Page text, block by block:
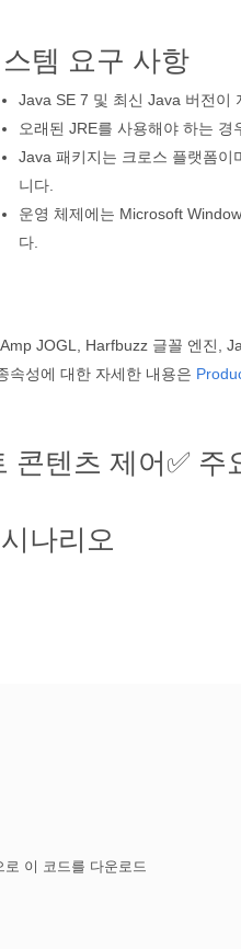
템 요구 사항
Java SE 7 및 최신 Java 버전이
오래된 JRE를 사용해야 하는 경
Java 패키지는 크로스 플랫폼이
니다.
운영 체제에는 Microsoft
다.
JOGL, Harfbuzz 글꼴 엔진,
속성에 대한 자세한 내용은
콘텐츠 제어 ✅ 주
나리오
이 코드를 다운로드